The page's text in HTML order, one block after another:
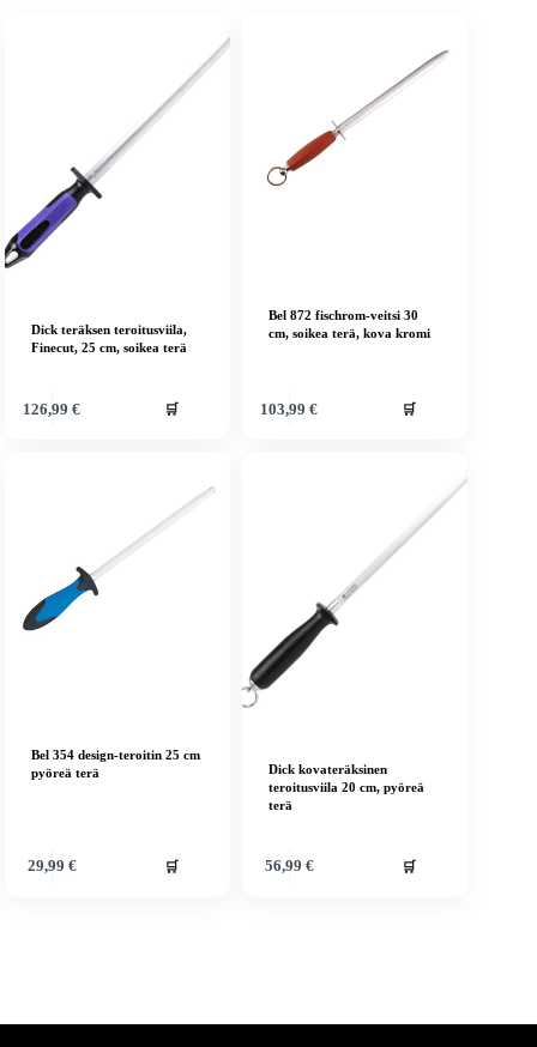
Dick teräksen teroitusviila,
Finecut, 25 cm, soikea terä
126,99€ 🛒
Bel 872 fischrom-veitsi 30
cm, soikea terä, kova kromi
103,99€ 🛒
Bel 354 design-teroitin 25 cm
pyöreä terä
29,99 € 🛒
Dick kovateräksinen
teroitusviila 20 cm, pyöreä
terä
56,99 € 🛒